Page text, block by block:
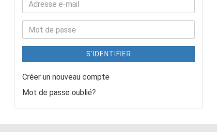
S'IDENTIFIER
Créer un nouveau compte
Mot de passe oublié?